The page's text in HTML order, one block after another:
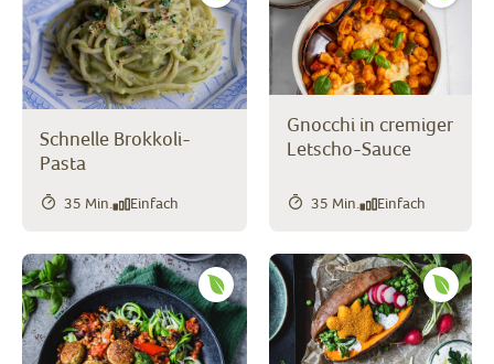
Schnelle Brokkoli-
Pasta
35 Min. Einfach
Gnocchi in cremiger
Letscho-Sauce
35 Min. Einfach